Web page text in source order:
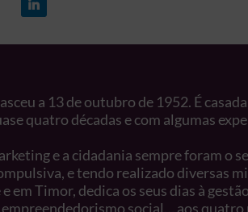
a 13 de outubro de 1952. É
quatro décadas e com algumas
e a cidadania sempre foram o
e tendo realizado diversas
em Timor, dedica os seus dias à
empreendedorismo social… aos quatro